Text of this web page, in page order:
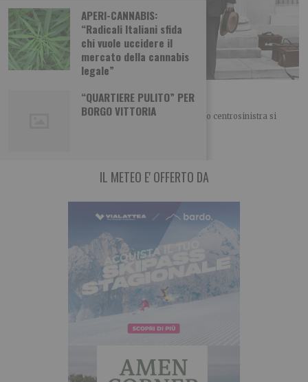
APERI-CANNABIS:
“Radicali Italiani sfida
chi vuole uccidere il
mercato della cannabis
legale”
“QUARTIERE PULITO” PER
BORGO VITTORIA
Ennio Caretto: Gli “Anni furenti” degli Usa
FINESTRA SUL MONDO Nel nostro “Campo largo” o centrosinistra si
IL METEO E' OFFERTO DA